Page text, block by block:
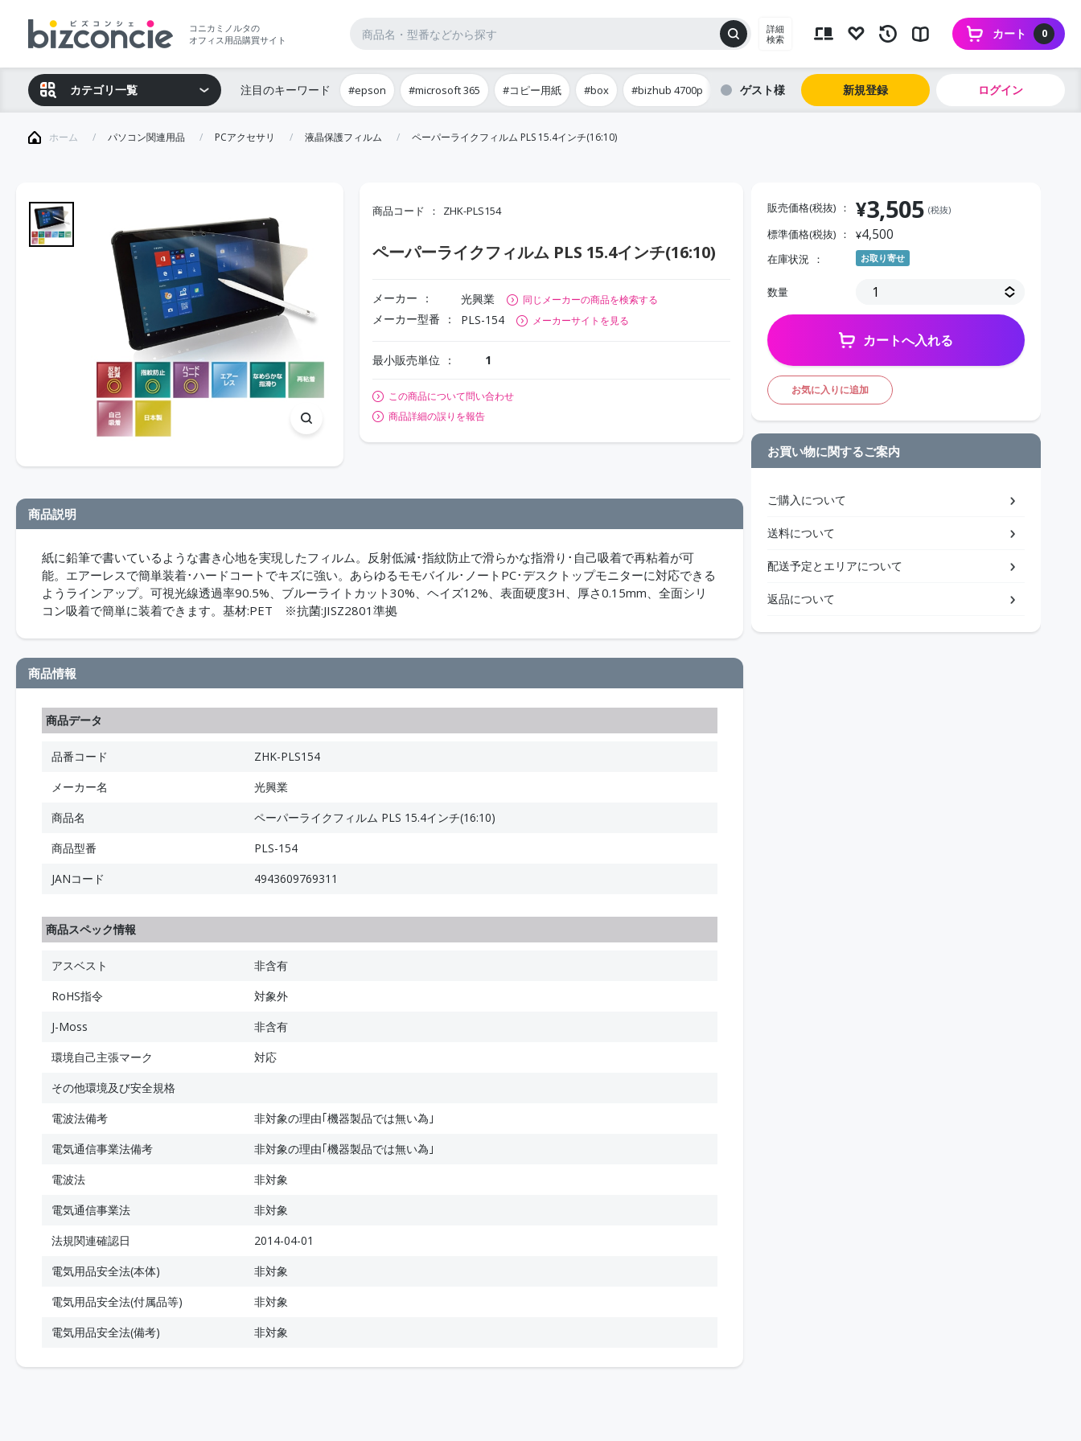
コニカミノルタの
オフィス用品購買サイト
詳細
検索
0
カート
カテゴリ一覧 注目のキーワード #epson #microsoft 365 #コピー用紙 #box #bizhub 4700p ゲスト 新規登録 ログイン
ホーム パソコン関連用品 PCアクセサリ 液晶保護フィルム ペーパーライクフィルム PLS 15.4インチ(16:10)
商品コード ZHK-PLS154
ペーパーライクフィルム PLS 15.4インチ(16:10)
メーカー 光興業 同じメーカーの商品を検索する
メーカー型番 PLS-154 メーカーサイトを見る
最小販売単位 1
この商品について問い合わせ
商品詳細の誤りを報告
商品説明
紙に鉛筆で書いているような書き心地を実現したフィルム。反射低減･指紋防止で滑らかな指滑り･自己吸着で再粘着が可
能。エアーレスで簡単装着･ハードコートでキズに強い。あらゆるモモバイル･ノートPC･デスクトップモニターに対応できる
ようラインアップ。可視光線透過率90.5%、ブルーライトカット30%、ヘイズ12%、表面硬度3H、厚さ0.15mm、全面シリ
コン吸着で簡単に装着できます。基材:PET ※抗菌:JISZ2801準拠
商品情報
商品データ
品番コード
ZHK-PLS154
メーカー名
光興業
商品名
ペーパーライクフィルム PLS 15.4インチ(16:10)
商品型番
PLS-154
JANコード
4943609769311
商品スペック情報
アスベスト
非含有
RoHS指令
対象外
J-Moss
非含有
環境自己主張マーク
対応
その他環境及び安全規格
電波法備考
非対象の理由｢機器製品では無い為｣
電気通信事業法備考
非対象の理由｢機器製品では無い為｣
電波法
非対象
電気通信事業法
非対象
法規関連確認日
2014-04-01
電気用品安全法(本体)
非対象
電気用品安全法(付属品等)
非対象
電気用品安全法(備考)
非対象
販売価格(税抜) ¥3,505 (税抜)
標準価格(税抜) ¥4,500
在庫状況 お取り寄せ
数量
カートへ入れる
お気に入りに追加
お買い物に関するご案内
ご購入について
送料について
配送予定とエリアについて
返品について